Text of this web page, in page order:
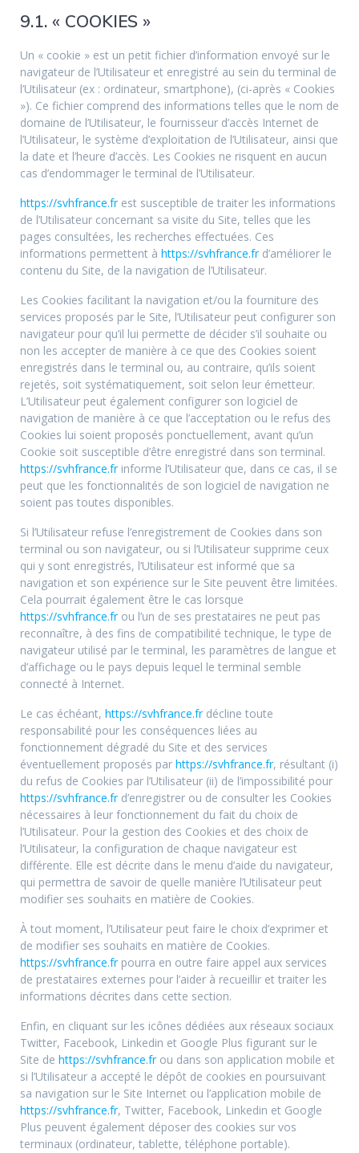
9.1. « COOKIES »
Un « cookie » est un petit fichier d’information envoyé sur le
navigateur de l’Utilisateur et enregistré au sein du terminal de
l’Utilisateur (ex : ordinateur, smartphone), (ci-après « Cookies
»). Ce fichier comprend des informations telles que le nom de
domaine de l’Utilisateur, le fournisseur d’accès Internet de
l’Utilisateur, le système d’exploitation de l’Utilisateur, ainsi que
la date et l’heure d’accès. Les Cookies ne risquent en aucun
cas d’endommager le terminal de l’Utilisateur.
https://svhfrance.frest susceptible de traiter les informations
de l’Utilisateur concernant sa visite du Site, telles que les
pages consultées, les recherches effectuées. Ces
informations permettent à https://svhfrance.frd’améliorer le
contenu du Site, de la navigation de l’Utilisateur.
Les Cookies facilitant la navigation et/ou la fourniture des
services proposés par le Site, l’Utilisateur peut configurer son
navigateur pour qu’il lui permette de décider s’il souhaite ou
non les accepter de manière à ce que des Cookies soient
enregistrés dans le terminal ou, au contraire, qu’ils soient
rejetés, soit systématiquement, soit selon leur émetteur.
L’Utilisateur peut également configurer son logiciel de
navigation de manière à ce que l’acceptation ou le refus des
Cookies lui soient proposés ponctuellement, avant qu’un
Cookie soit susceptible d’être enregistré dans son terminal.
https://svhfrance.frinforme l’Utilisateur que, dans ce cas, il se
peut que les fonctionnalités de son logiciel de navigation ne
soient pas toutes disponibles.
Si l’Utilisateur refuse l’enregistrement de Cookies dans son
terminal ou son navigateur, ou si l’Utilisateur supprime ceux
qui y sont enregistrés, l’Utilisateur est informé que sa
navigation et son expérience sur le Site peuvent être limitées.
Cela pourrait également être le cas lorsque
https://svhfrance.frou l’un de ses prestataires ne peut pas
reconnaître, à des fins de compatibilité technique, le type de
navigateur utilisé par le terminal, les paramètres de langue et
d’affichage ou le pays depuis lequel le terminal semble
connecté à Internet.
Le cas échéant, https://svhfrance.frdécline toute
responsabilité pour les conséquences liées au
fonctionnement dégradé du Site et des services
éventuellement proposés par https://svhfrance.fr, résultant (i)
du refus de Cookies par l’Utilisateur (ii) de l’impossibilité pour
https://svhfrance.frd’enregistrer ou de consulter les Cookies
nécessaires à leur fonctionnement du fait du choix de
l’Utilisateur. Pour la gestion des Cookies et des choix de
l’Utilisateur, la configuration de chaque navigateur est
différente. Elle est décrite dans le menu d’aide du navigateur,
qui permettra de savoir de quelle manière l’Utilisateur peut
modifier ses souhaits en matière de Cookies.
À tout moment, l’Utilisateur peut faire le choix d’exprimer et
de modifier ses souhaits en matière de Cookies.
https://svhfrance.frpourra en outre faire appel aux services
de prestataires externes pour l’aider à recueillir et traiter les
informations décrites dans cette section.
Enfin, en cliquant sur les icônes dédiées aux réseaux sociaux
Twitter, Facebook, Linkedin et Google Plus figurant sur le
Site de https://svhfrance.frou dans son application mobile et
si l’Utilisateur a accepté le dépôt de cookies en poursuivant
sa navigation sur le Site Internet ou l’application mobile de
https://svhfrance.fr, Twitter, Facebook, Linkedin et Google
Plus peuvent également déposer des cookies sur vos
terminaux (ordinateur, tablette, téléphone portable).